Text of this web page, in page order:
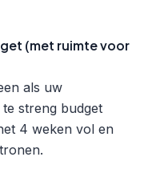
(met ruimte voor
als uw
streng budget
4 weken vol en